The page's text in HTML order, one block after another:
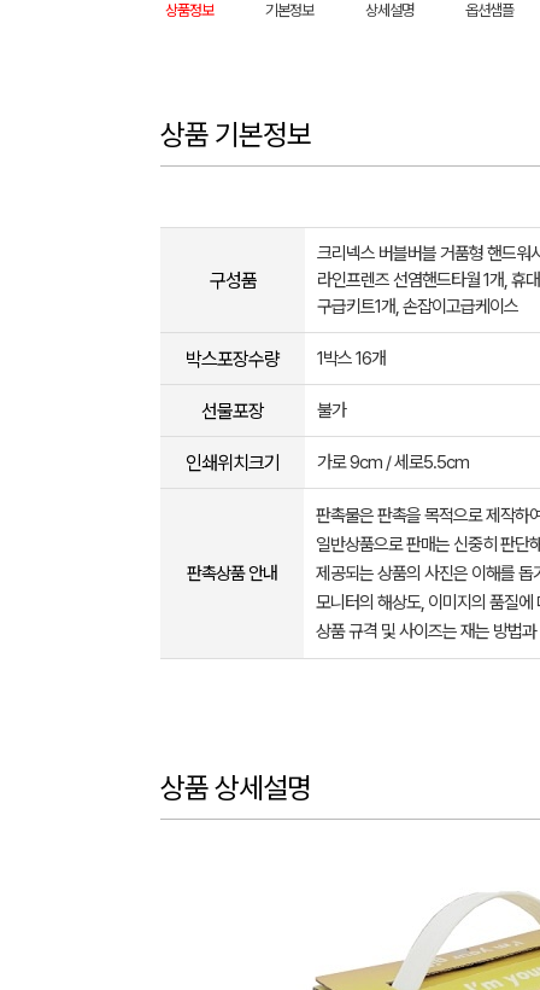
상품정보 기본정보 상세설명 옵션샘플
상품 기본정보
구성품
크리넥스 버블버블 거품형 핸드워
라인프렌즈 선염핸드타월 1개, 휴
구급키트1개, 손잡이고급케이스
박스포장수량 1박스 16개
선물포장 불가
인쇄위치크기 가로 9cm / 세로5.5cm
판촉상품 안내
판촉물은 판촉을 목적으로 제작하
일반상품으로 판매는 신중히 판단
제공되는 상품의 사진은 이해를
모니터의 해상도, 이미지의 품질
상품 규격 및 사이즈는 재는 방법
상품 상세설명